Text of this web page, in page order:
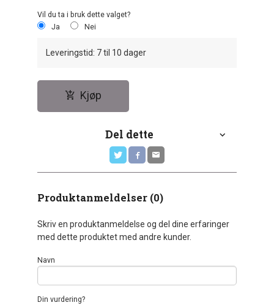
Vil du ta i bruk dette valget?
Ja
Nei
Leveringstid: 7 til 10 dager
Kjøp
Del dette
Produktanmeldelser (0)
Skriv en produktanmeldelse og del dine erfaringer
med dette produktet med andre kunder.
Navn
Din vurdering?